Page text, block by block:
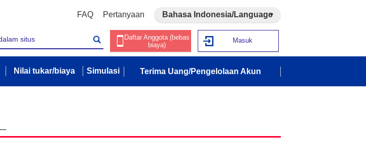
FAQ Pertanyaan Bahasa Indonesia/Language
Daftar Anggota (bebas
biaya)
Masuk
Nilai tukar/biaya Simulasi Terima Uang/Pengelolaan Akun